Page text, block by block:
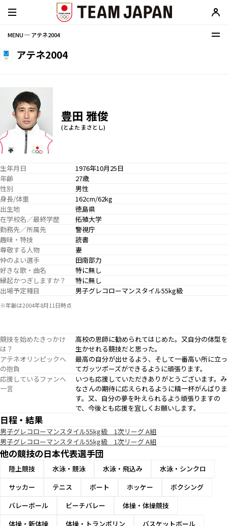
MENU ─ アテネ2004
アテネ2004
豊田 雅俊
(とよた まさとし)
生年月日
1976年10月25日
年齢
27歳
性別
男性
身長/体重
162cm/62kg
出生地
徳島県
在学校名／最終学歴
拓殖大学
勤務先／所属先
警視庁
趣味・特技
読書
尊敬する人物
妻
仲のよい選手
田南部力
好きな歌・曲名
特に無し
縁起かつぎしますか？
特に無し
出場予定種目
男子グレコローマンスタイル55kg級
※年齢は2004年8月11日時点
競技を始めたきっかけ
は？
高校の恩師に勧められてはじめた。又自分の体型を
生かせれる競技だと思った。
アテネオリンピックへ
の抱負
最高の自分が出せるよう、そして一番高い所に立っ
てガッツポーズができるように頑張ります。
応援しているファンへ
一言
いつも応援していただきありがとうございます。み
なさんの期待に応えられるように精一杯がんばりま
す。又、自分の夢を叶えられるよう頑張りますの
で、今後とも応援を宜しくお願いします。
日程・結果
男子グレコローマンスタイル55kg級 1次リーグ A組
男子グレコローマンスタイル55kg級 1次リーグ A組
他の競技の日本代表選手団
陸上競技 水泳・競泳 水泳・飛込み
水泳・シンクロ
サッカー
テニス ボート ホッケー
ボクシング
バレーボール
ビーチバレー
体操・体操競技
体操・新体操
体操・トランポリン
バスケットボール